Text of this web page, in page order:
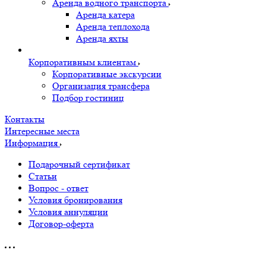
Аренда водного транспорта
Аренда катера
Аренда теплохода
Аренда яхты
Корпоративным клиентам
Корпоративные экскурсии
Организация трансфера
Подбор гостиниц
Контакты
Интересные места
Информация
Подарочный сертификат
Статьи
Вопрос - ответ
Условия бронирования
Условия аннуляции
Договор-оферта